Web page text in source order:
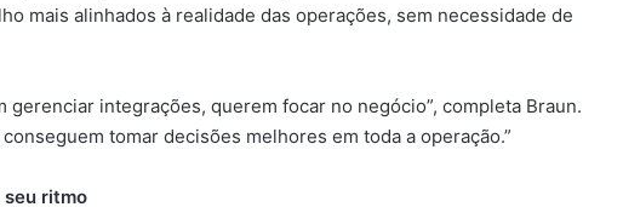
mais alinhados à realidade das operações, sem necessidade de
gerenciar integrações, querem focar no negócio”, completa Braun.
tomar decisões melhores em toda a operação.”
seu ritmo